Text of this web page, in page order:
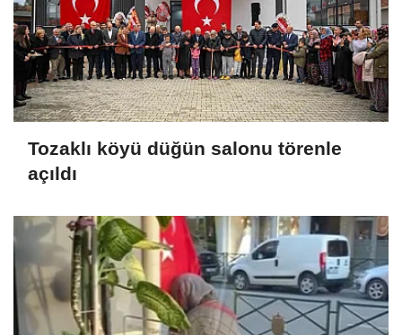
Tozaklı köyü düğün salonu törenle
açıldı